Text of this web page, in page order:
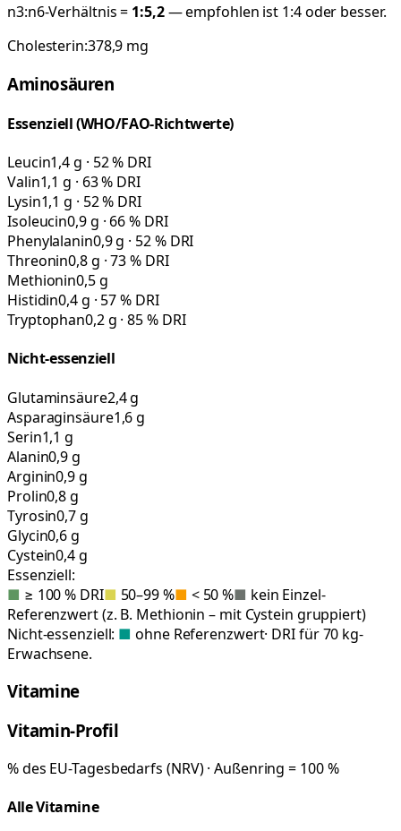
n3:n6-Verhältnis = 1:5,2— empfohlen ist 1:4 oder besser.
Cholesterin:378,9 mg
Aminosäuren
Essenziell (WHO/FAO-Richtwerte)
Leucin1,4 g · 52 % DRI
Valin1,1 g · 63 % DRI
Lysin1,1 g · 52 % DRI
Isoleucin0,9 g · 66 % DRI
Phenylalanin0,9 g · 52 % DRI
Threonin0,8 g · 73 % DRI
Methionin0,5 g
Histidin0,4 g · 57 % DRI
Tryptophan0,2 g · 85 % DRI
Nicht-essenziell
Glutaminsäure2,4 g
Asparaginsäure1,6 g
Serin1,1 g
Alanin0,9 g
Arginin0,9 g
Prolin0,8 g
Tyrosin0,7 g
Glycin0,6 g
Cystein0,4 g
Essenziell:
■ ≥ 100 % DRI■ 50–99 %■ < 50 %■ kein Einzel-
Referenzwert (z. B. Methionin – mit Cystein gruppiert)
Nicht-essenziell: ■ ohne Referenzwert· DRI für 70 kg-
Erwachsene.
Vitamine
Vitamin-Profil
% des EU-Tagesbedarfs (NRV) · Außenring = 100 %
Alle Vitamine